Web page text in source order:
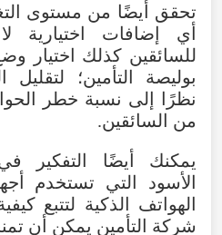
تحقق أيضًا من مستوى
أي إضافات اختيارية
للسائقين كذلك اختيار
بوليصة التأمين؛
نظرًا إلى نسبة خطر
من السائقين.
يمكنك أيضًا التفكير
الهواتف الذكية لتتبع
شركة التأمين يمكن أن